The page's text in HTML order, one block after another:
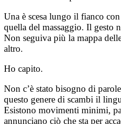
Una è scesa lungo il fianco
quella del massaggio. Il gesto
Non seguiva più la mappa
altro.
Ho capito.
Non c’è stato bisogno di
questo genere di scambi il
Esistono movimenti minimi,
annunciano ciò che sta per